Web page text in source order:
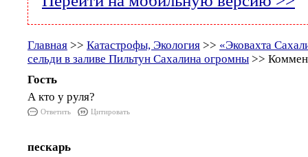
Главная >> Катастрофы, Экология >> «Эковахта
сельди в заливе Пильтун Сахалина огромны >>
Гость
А кто у руля?
Ответить Цитировать
пескарь